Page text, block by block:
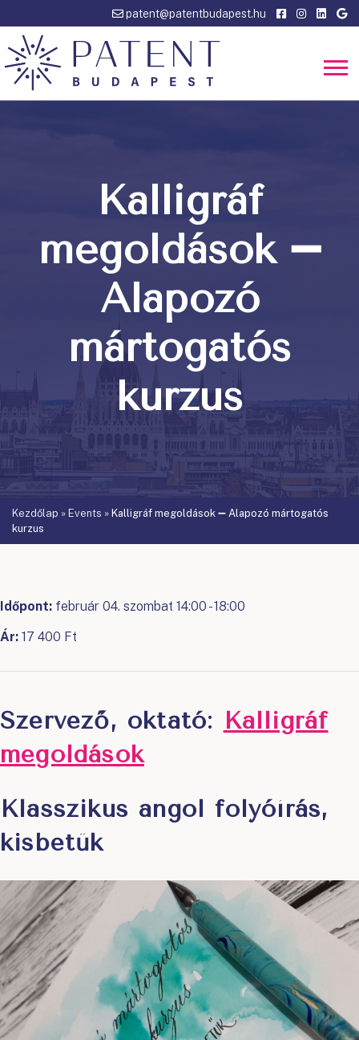
patent@patentbudapest.hu
Kalligráf
megoldások ➖
Alapozó
mártogatós
kurzus
Kezdőlap » Events » Kalligráf megoldások ➖ Alapozó mártogatós
kurzus
Időpont: február 04. szombat 14:00 - 18:00
Ár: 17 400 Ft
Szervező, oktató: Kalligráf
megoldások
Klasszikus angol folyóírás,
kisbetűk